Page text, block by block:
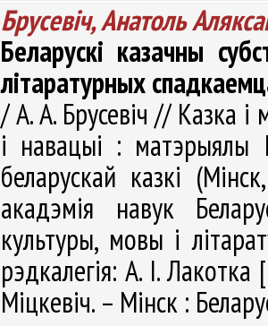
Брусевіч, Анатоль
Беларускі казачны
літаратурных
/ А. А. Брусевіч // Казка
і навацыі : матэрыялы
беларускай казкі
акадэмія навук
культуры, мовы і
рэдкалегія: А. І.
Міцкевіч. – Мінск :